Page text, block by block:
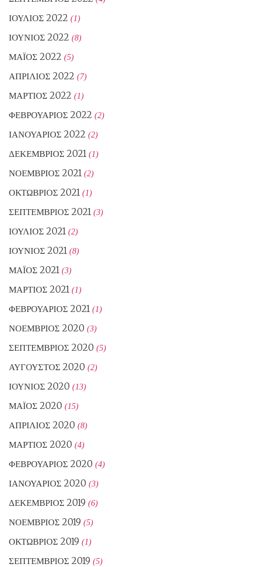
ΙΟΎΛΙΟΣ 2022 (1)
ΙΟΎΝΙΟΣ 2022 (8)
ΜΆΙΟΣ 2022 (5)
ΑΠΡΊΛΙΟΣ 2022 (7)
ΜΆΡΤΙΟΣ 2022 (1)
ΦΕΒΡΟΥΆΡΙΟΣ 2022 (2)
ΙΑΝΟΥΆΡΙΟΣ 2022 (2)
ΔΕΚΈΜΒΡΙΟΣ 2021 (1)
ΝΟΈΜΒΡΙΟΣ 2021 (2)
ΟΚΤΏΒΡΙΟΣ 2021 (1)
ΣΕΠΤΈΜΒΡΙΟΣ 2021 (3)
ΙΟΎΛΙΟΣ 2021 (2)
ΙΟΎΝΙΟΣ 2021 (8)
ΜΆΙΟΣ 2021 (3)
ΜΆΡΤΙΟΣ 2021 (1)
ΦΕΒΡΟΥΆΡΙΟΣ 2021 (1)
ΝΟΈΜΒΡΙΟΣ 2020 (3)
ΣΕΠΤΈΜΒΡΙΟΣ 2020 (5)
ΑΎΓΟΥΣΤΟΣ 2020 (2)
ΙΟΎΝΙΟΣ 2020 (13)
ΜΆΙΟΣ 2020 (15)
ΑΠΡΊΛΙΟΣ 2020 (8)
ΜΆΡΤΙΟΣ 2020 (4)
ΦΕΒΡΟΥΆΡΙΟΣ 2020 (4)
ΙΑΝΟΥΆΡΙΟΣ 2020 (3)
ΔΕΚΈΜΒΡΙΟΣ 2019 (6)
ΝΟΈΜΒΡΙΟΣ 2019 (5)
ΟΚΤΏΒΡΙΟΣ 2019 (1)
ΣΕΠΤΈΜΒΡΙΟΣ 2019 (5)